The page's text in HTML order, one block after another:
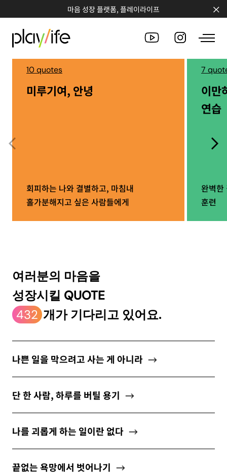
마음 성장 플랫폼, 플레이라이프
PEOPLE
QUOTE
COUNSELING
newsletter
소중한 자신의 가치를 찾도록 도와주는
개인정보 수집 및 이용약관에 동의합니다.
구독하기
10 quotes
미루기여, 안녕
회피하는 나와 결별하고, 마침내
홀가분해지고 싶은 사람들에게
7
이만
연습
완벽한
훈련
여러분의 마음을
성장시킬 QUOTE
432 개가 기다리고 있어요.
나쁜 일을 막으려고 사는 게 아니라
단 한 사람, 하루를 버틸 용기
나를 괴롭게 하는 일이란 없다
끝없는 욕망에서 벗어나기